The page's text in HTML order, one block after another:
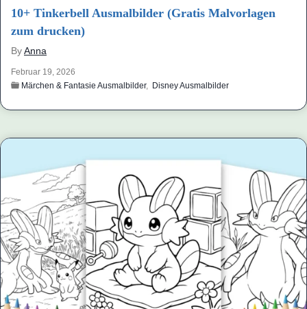
10+ Tinkerbell Ausmalbilder (Gratis Malvorlagen
zum drucken)
ByAnna
Februar 19, 2026
Märchen & Fantasie Ausmalbilder, Disney Ausmalbilder